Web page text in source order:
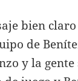
bien
de
y la gente